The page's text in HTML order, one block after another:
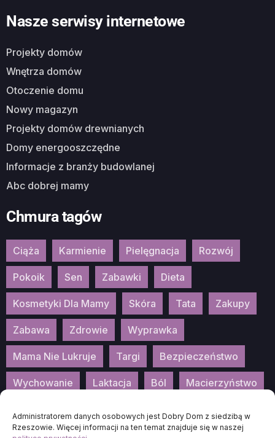
Administratorem danych osobowych jest Dobry Dom z siedzibą w
Rzeszowie. Więcej informacji na ten temat znajduje się w naszej
Nasze serwisy internetowe
Projekty domów
Wnętrza domów
Otoczenie domu
Nowy magazyn
Projekty domów drewnianych
Domy energooszczędne
Informacje z branży budowlanej
Abc dobrej mamy
Chmura tagów
Ciąża Karmienie Pielęgnacja Rozwój
Pokoik Sen Zabawki Dieta
Kosmetyki Dla Mamy Skóra Tata Zakupy
Zabawa Zdrowie Wyprawka
Mama Nie Lukruje Targi Bezpieczeństwo
Wychowanie Laktacja Ból Macierzyństwo